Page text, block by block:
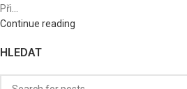
Při...
Continue reading
HLEDAT